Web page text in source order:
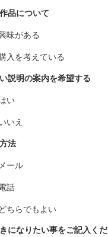
品について
味がある
入を考えている
説明の案内を希望する
い
いえ
法
メール
話
どちらでもよい
になりたい事をご記入くだ